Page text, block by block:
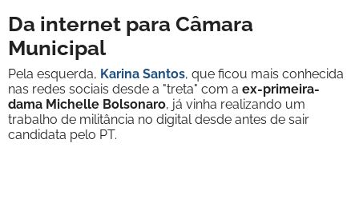
Da internet para Câmara
Municipal
Pela esquerda, Karina Santos, que ficou mais conhecida
nas redes sociais desde a "treta" com a ex-primeira-
dama Michelle Bolsonaro, já vinha realizando um
trabalho de militância no digital desde antes de sair
candidata pelo PT.